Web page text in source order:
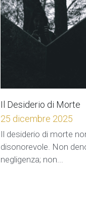
Il Desiderio di Morte
25 dicembre 2025
Il desiderio di morte
disonorevole. Non
negligenza; non...